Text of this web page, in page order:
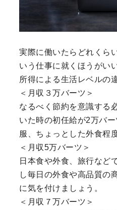
実際に働いたらどれくら
いう仕事に就くほうがい
所得による生活レベルの
＜月収３万バーツ＞
なるべく節約を意識する
いた時の初任給が2万バ
服、ちょっとした外食程
＜月収5万バーツ＞
日本食や外食、旅行など
し毎日の外食や高品質の
に気を付けましょう。
＜月収７万バーツ＞